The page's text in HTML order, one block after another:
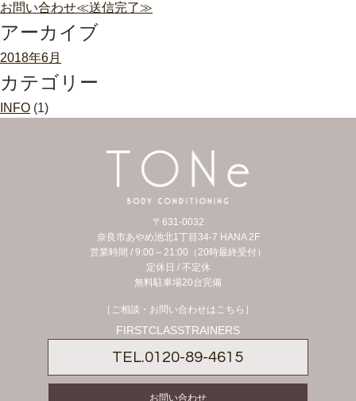
お問い合わせ≪送信完了≫
アーカイブ
2018年6月
カテゴリー
INFO (1)
〒631-0032
奈良市あやめ池北1丁目34-7 HANA 2F
営業時間 / 9:00～21:00（20時最終受付）
定休日 / 不定休
無料駐車場20台完備
［ご相談・お問い合わせはこちら］
FIRSTCLASSTRAINERS
TEL.0120-89-4615
お問い合わせ